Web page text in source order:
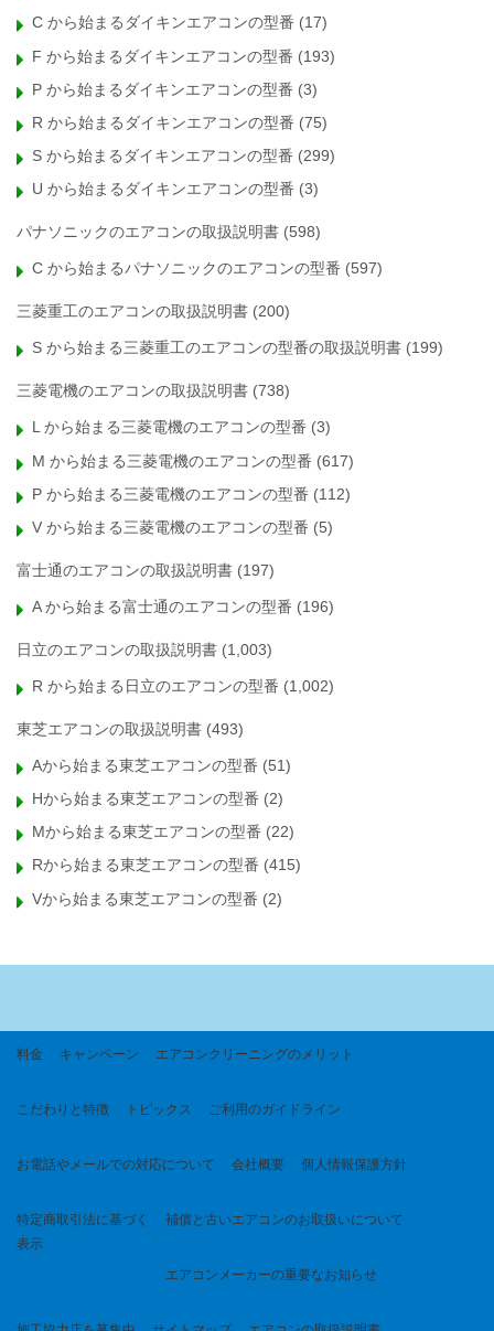
C から始まるダイキンエアコンの型番 (17)
F から始まるダイキンエアコンの型番 (193)
P から始まるダイキンエアコンの型番 (3)
R から始まるダイキンエアコンの型番 (75)
S から始まるダイキンエアコンの型番 (299)
U から始まるダイキンエアコンの型番 (3)
パナソニックのエアコンの取扱説明書 (598)
C から始まるパナソニックのエアコンの型番 (597)
三菱重工のエアコンの取扱説明書 (200)
S から始まる三菱重工のエアコンの型番の取扱説明書 (199)
三菱電機のエアコンの取扱説明書 (738)
L から始まる三菱電機のエアコンの型番 (3)
M から始まる三菱電機のエアコンの型番 (617)
P から始まる三菱電機のエアコンの型番 (112)
V から始まる三菱電機のエアコンの型番 (5)
富士通のエアコンの取扱説明書 (197)
A から始まる富士通のエアコンの型番 (196)
日立のエアコンの取扱説明書 (1,003)
R から始まる日立のエアコンの型番 (1,002)
東芝エアコンの取扱説明書 (493)
Aから始まる東芝エアコンの型番 (51)
Hから始まる東芝エアコンの型番 (2)
Mから始まる東芝エアコンの型番 (22)
Rから始まる東芝エアコンの型番 (415)
Vから始まる東芝エアコンの型番 (2)
料金 キャンペーン エアコンクリーニングのメリット
こだわりと特徴 トピックス ご利用のガイドライン
お電話やメールでの対応について 会社概要 個人情報保護方針
特定商取引法に基づく
表示
補償と古いエアコンのお取扱いについて
エアコンメーカーの重要なお知らせ